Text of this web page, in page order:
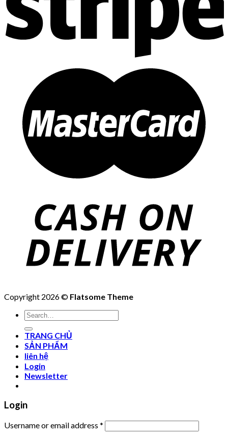
Copyright 2026 © Flatsome Theme
Search
for:
TRANG CHỦ
SẢN PHẨM
liên hệ
Login
Newsletter
Login
Username or email address *